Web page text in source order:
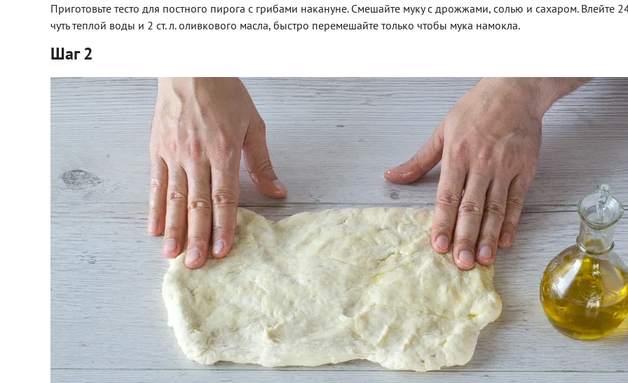
Приготовьте тесто для постного пирога с грибами накануне. Смешайте муку с дрожжами, солью и сахаром. Влейте
чуть теплой воды и 2 ст. л. оливкового масла, быстро перемешайте только чтобы мука намокла.
Шаг 2